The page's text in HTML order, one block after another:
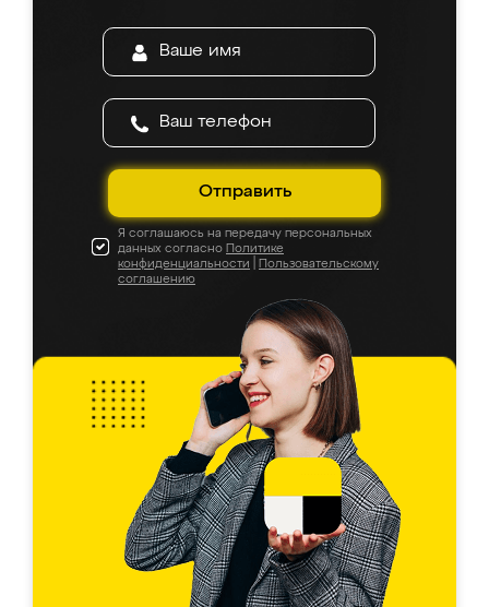
Отправить
Я соглашаюсь на передачу персональных
данных согласно Политике
конфиденциальности
Пользовательскому
соглашению